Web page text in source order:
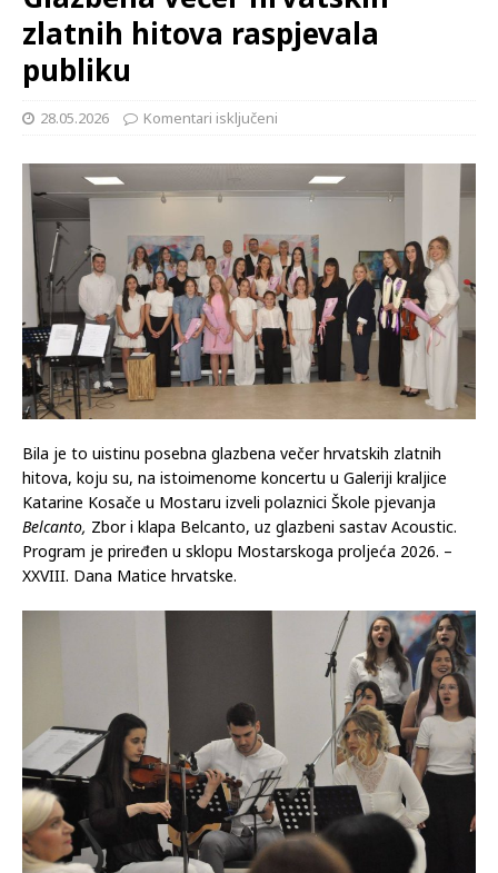
zlatnih hitova raspjevala
publiku
28.05.2026 Komentari isključeni
Bila je to uistinu posebna glazbena večer hrvatskih zlatnih
hitova, koju su, na istoimenome koncertu u Galeriji kraljice
Katarine Kosače u Mostaru izveli polaznici Škole pjevanja
Belcanto, Zbor i klapa Belcanto, uz glazbeni sastav Acoustic.
Program je priređen u sklopu Mostarskoga proljeća 2026. –
XXVIII. Dana Matice hrvatske.